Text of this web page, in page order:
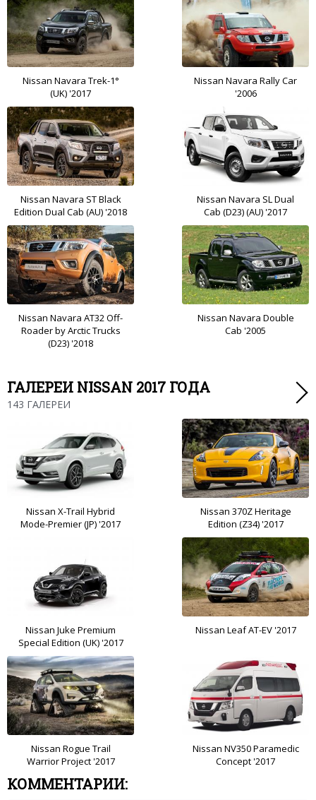
Nissan Navara Trek-1°
(UK) '2017
Nissan Navara Rally Car
'2006
Nissan Navara ST Black
Edition Dual Cab (AU) '2018
Nissan Navara SL Dual
Cab (D23) (AU) '2017
Nissan Navara AT32 Off-
Roader by Arctic Trucks
(D23) '2018
Nissan Navara Double
Cab '2005
ГАЛЕРЕИ NISSAN 2017 ГОДА
143 ГАЛЕРЕИ
Nissan X-Trail Hybrid
Mode-Premier (JP) '2017
Nissan 370Z Heritage
Edition (Z34) '2017
Nissan Juke Premium
Special Edition (UK) '2017
Nissan Leaf AT-EV '2017
Nissan Rogue Trail
Warrior Project '2017
Nissan NV350 Paramedic
Concept '2017
КОММЕНТАРИИ: